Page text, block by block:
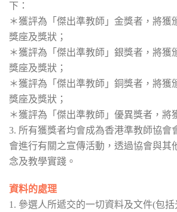
下：
＊獲評為「傑出準教師」金獎者，將獲
獎座及獎狀；
＊獲評為「傑出準教師」銀獎者，將獲
獎座及獎狀；
＊獲評為「傑出準教師」銅獎者，將獲
獎座及獎狀；
＊獲評為「傑出準教師」優異獎者，將
3. 所有獲獎者均會成為香港準教師協會
會進行有關之宣傳活動，透過協會與其
念及教學實踐。
資料的處理
1. 參選人所遞交的一切資料及文件(包